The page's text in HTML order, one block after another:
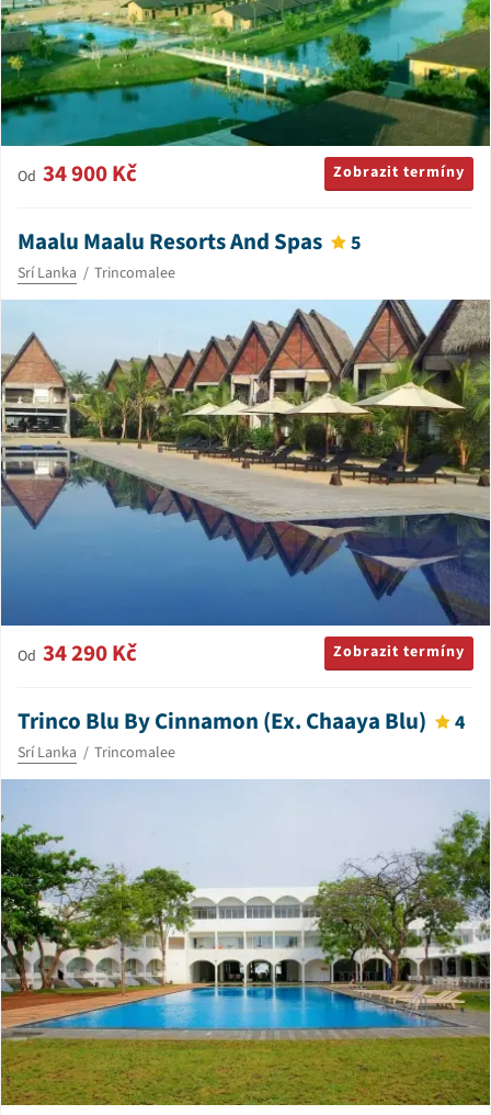
Od 34 900 Kč Zobrazit termíny
Maalu Maalu Resorts And Spas 5
Srí Lanka Trincomalee
Od 34 290 Kč Zobrazit termíny
Trinco Blu By Cinnamon (Ex. Chaaya Blu) 4
Srí Lanka Trincomalee